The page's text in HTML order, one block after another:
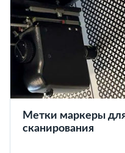
Метки маркеры
сканирования